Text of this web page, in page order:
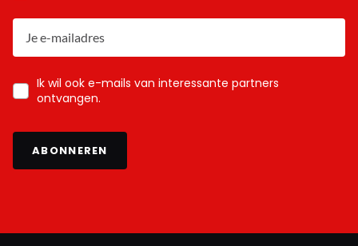
Ik wil ook e-mails van interessante partners
ontvangen.
ABONNEREN